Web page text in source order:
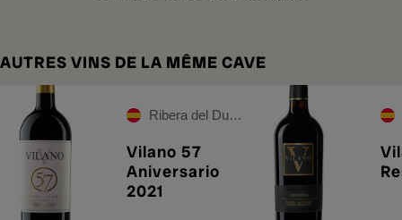
AUTRES VINS DE LA MÊME CAVE
Ribera del Duero
Vilano 57
Aniversario
2021